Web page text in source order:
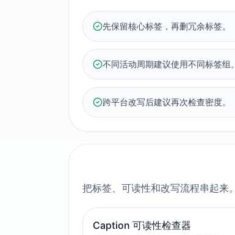
先保留核心标签，再删冗余标签。
不同活动周期建议使用不同标签组。
跨平台改写后建议再次检查密度。
把标签、可读性和改写流程串起来。
Caption 可读性检查器